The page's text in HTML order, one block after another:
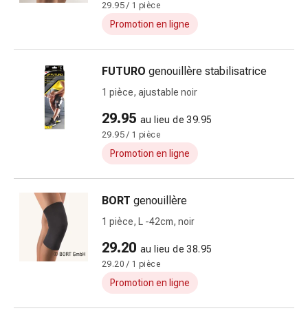
Compresses
pliées
pour
doigts
gaze
Bandes
de
compression
Pansements
adhésifs
29.95 / 1 pièce
Promotion en ligne
FUTURO genouillère stabilisatrice
1 pièce, ajustable noir
29.95 au lieu de 39.95
29.95 / 1 pièce
Promotion en ligne
BORT genouillère
1 pièce, L -42cm, noir
29.20 au lieu de 38.95
29.20 / 1 pièce
Promotion en ligne